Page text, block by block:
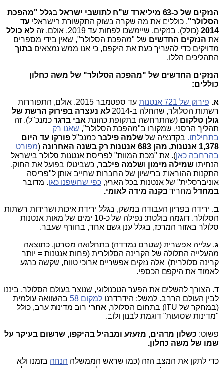
הנזקים של כ-63 מיליארד ש"ח לתושבי ישראל בגלל "מהפכת
הסלולר", כוללים את מה שקרה בשוק התקשורת הישראלי עד
2014 (כולל), בנזקים, שיימשכו לפחות עד 2019. אולם, זה
לא כולל
את הנזקים החדשים של "מהפכת הסלולר", שאין בידי מספרים
מדויקים כדי להעריך כעת את היקפם, כי אנו ממש נמצאים בתוך
התהליכים הללו.
הנזקים החדשים של "מהפכה הסלולר" של משה כחלון
כוללים:
א. פירוק של 721 אנטנות
עד ספטמבר 2015. אולם, התפוררות
רשתות הסלולר, שהחלה ב-2014
לא נעצרה בפירוק הרשת של
גולן טלקום (שהתרחשה בתקופת כהונת אבי ברגר כמנכ"ל). זה
תהליך הרסני, שמקורו ב"מהפכת הסלולר", שאנו רק
בתחילתו. בקדנציה של שלמה פילבר כמנכ"ל פורקו עד היום
1,378 אנטנות,
מהן 683 אנטנות רק בשנה האחרונה (מפורט
בהרחבה כאן). את "מכת המוות" לפריסת אנטנות סלולר בישראל
הנחיתו שמילה מימון ושלמה פילבר, כשביטלו בפועל את החוק,
התקנות ההוראות ברישיון של החברות שחייב אותן ל"פריסה
אוניברסלית" של אנטנות בכל הארץ, כפי שחשפנו כאן. מדובר
במחדל מחריד בקנה מידה לאומי.
ב. ירידה בפריון העבודה במשק, בגלל ירידת איכות ושרידות רשתות
הסלולר. דוגמה בולטת: נפילה של כ-10 ימים של מאות אנטנות
סלולר באזור המרכז, בגלל ענן גשם אחד, בחורף שעבר.
ג. עלייה אפשרית (שטרם נמדדה) בתחלואה מסרטן, כתוצאה
מהעלייה התלולה של הקרינה הסלולרית (פחות אנטנות = יותר
קרינה סלולרית). אלה נזקים אפשריים ארוכי טווח, שקשה כרגע
לאמוד את היקפם הכספי.
ד. הצורך להשלים את הפער הטכנולוגי, שנוצר בעולם הסלולר, ביננו
לבין העולם הרחב. למשל: הידרדרנו למקום 58
בהשוואה עולמית
(במחקר של ITU) בתחום הסלולר,
אחרי רוב מדינות ערב, כולל
"מדינות שסועות" דוגמת לבנון ולוב.
פשוט: כשלון מדהים, מזעזע ומבהיל בהיקפו, שרשום בעיקר על
שמו של משה כחלון.
כדי לתקן את המצב הזה (כמו שראש הממשלה הנחה בזמנו ולא